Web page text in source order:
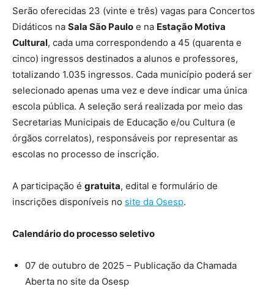
Serão oferecidas 23 (vinte e três) vagas para Concertos
Didáticos na Sala São Paulo e na Estação Motiva
Cultural, cada uma correspondendo a 45 (quarenta e
cinco) ingressos destinados a alunos e professores,
totalizando 1.035 ingressos. Cada município poderá ser
selecionado apenas uma vez e deve indicar uma única
escola pública. A seleção será realizada por meio das
Secretarias Municipais de Educação e/ou Cultura (e
órgãos correlatos), responsáveis por representar as
escolas no processo de inscrição.
A participação é gratuita, edital e formulário de
inscrições disponíveis no site da Osesp.
Calendário do processo seletivo
07 de outubro de 2025 – Publicação da Chamada
Aberta no site da Osesp